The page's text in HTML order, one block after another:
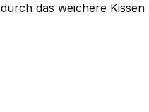
das weichere